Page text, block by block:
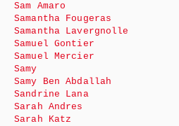
Sam Amaro
Samantha Fougeras
Samantha Lavergnolle
Samuel Gontier
Samuel Mercier
Samy
Samy Ben Abdallah
Sandrine Lana
Sarah Andres
Sarah Katz